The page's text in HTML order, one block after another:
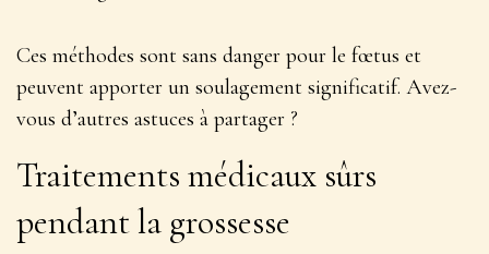
Ces méthodes sont sans danger pour le fœtus et
peuvent apporter un soulagement significatif. Avez-
vous d’autres astuces à partager ?
Traitements médicaux sûrs
pendant la grossesse